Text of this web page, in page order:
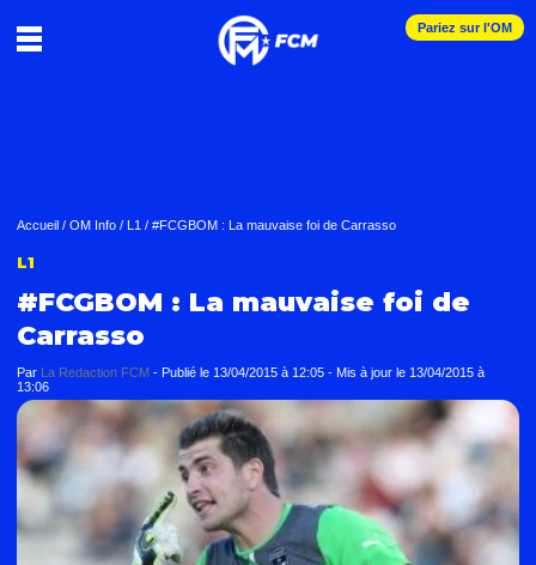
Pariez sur l'OM
Accueil / OM Info / L1 / #FCGBOM : La mauvaise foi de Carrasso
L1
#FCGBOM : La mauvaise foi de
Carrasso
Par La Redaction FCM - Publié le 13/04/2015 à 12:05 - Mis à jour le 13/04/2015 à
13:06